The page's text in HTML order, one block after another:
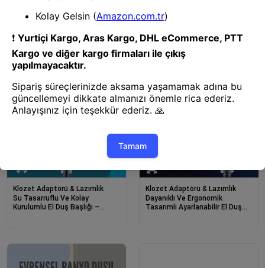
Klozet Adaptörü & Lazımlık
Su Tasarruflu Ve Kolay
Kurulumlu El Duş Başlığı –
Klozet Adaptörü & Lazımlık
Dayanıklı Ve Ergonomik
Tasarımlı Ayarlanabilir El Duş